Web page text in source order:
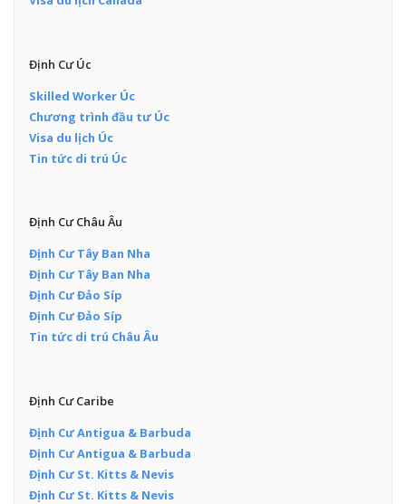
Định Cư Úc
Skilled Worker Úc
Chương trình đầu tư Úc
Visa du lịch Úc
Tin tức di trú Úc
Định Cư Châu Âu
Định Cư Tây Ban Nha
Định Cư Tây Ban Nha
Định Cư Đảo Síp
Định Cư Đảo Síp
Tin tức di trú Châu Âu
Định Cư Caribe
Định Cư Antigua & Barbuda
Định Cư Antigua & Barbuda
Định Cư St. Kitts & Nevis
Định Cư St. Kitts & Nevis